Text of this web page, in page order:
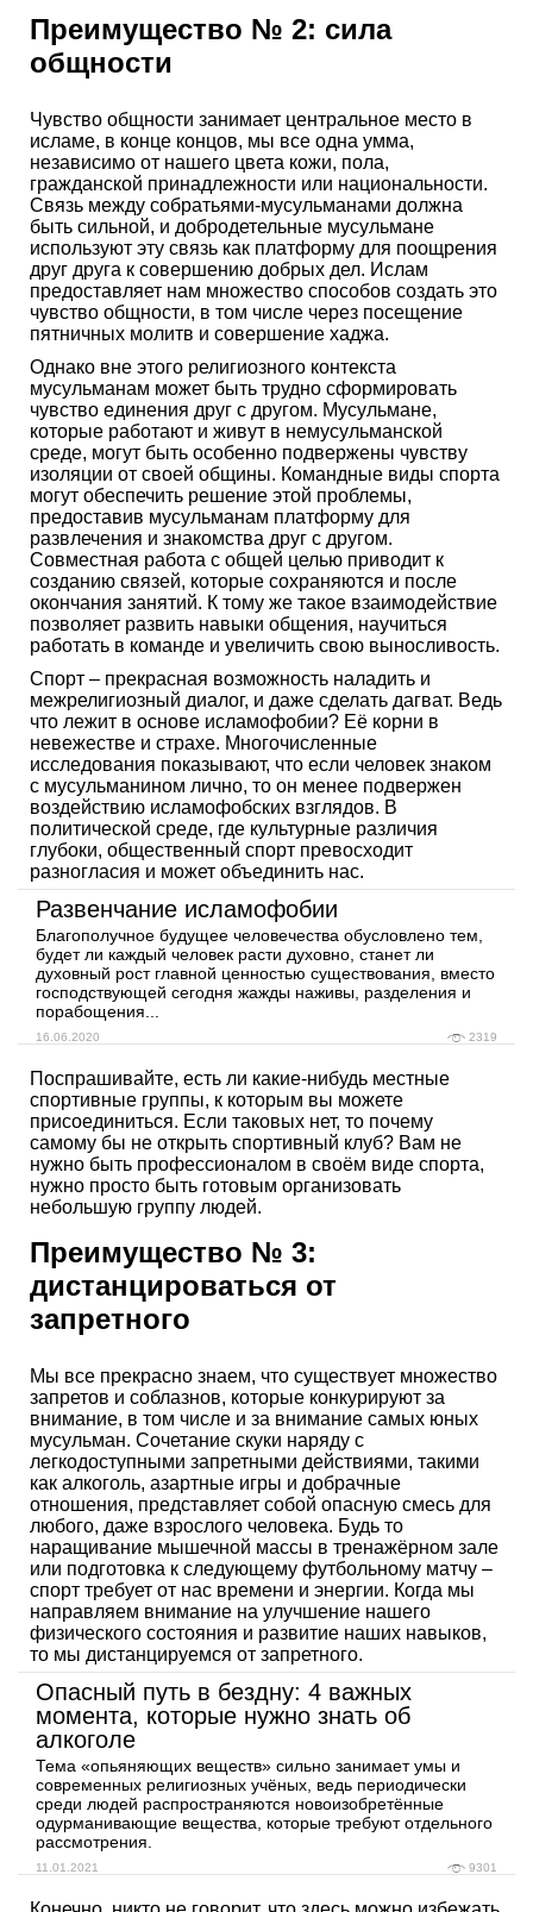
Преимущество № 2: сила
общности
Чувство общности занимает центральное место в
исламе, в конце концов, мы все одна умма,
независимо от нашего цвета кожи, пола,
гражданской принадлежности или национальности.
Связь между собратьями-мусульманами должна
быть сильной, и добродетельные мусульмане
используют эту связь как платформу для поощрения
друг друга к совершению добрых дел. Ислам
предоставляет нам множество способов создать это
чувство общности, в том числе через посещение
пятничных молитв и совершение хаджа.
Однако вне этого религиозного контекста
мусульманам может быть трудно сформировать
чувство единения друг с другом. Мусульмане,
которые работают и живут в немусульманской
среде, могут быть особенно подвержены чувству
изоляции от своей общины. Командные виды спорта
могут обеспечить решение этой проблемы,
предоставив мусульманам платформу для
развлечения и знакомства друг с другом.
Совместная работа с общей целью приводит к
созданию связей, которые сохраняются и после
окончания занятий. К тому же такое взаимодействие
позволяет развить навыки общения, научиться
работать в команде и увеличить свою выносливость.
Спорт – прекрасная возможность наладить и
межрелигиозный диалог, и даже сделать дагват. Ведь
что лежит в основе исламофобии? Её корни в
невежестве и страхе. Многочисленные
исследования показывают, что если человек знаком
с мусульманином лично, то он менее подвержен
воздействию исламофобских взглядов. В
политической среде, где культурные различия
глубоки, общественный спорт превосходит
разногласия и может объединить нас.
Развенчание исламофобии
Благополучное будущее человечества обусловлено тем,
будет ли каждый человек расти духовно, станет ли
духовный рост главной ценностью существования, вместо
господствующей сегодня жажды наживы, разделения и
порабощения...
16.06.2020 2319
Поспрашивайте, есть ли какие-нибудь местные
спортивные группы, к которым вы можете
присоединиться. Если таковых нет, то почему
самому бы не открыть спортивный клуб? Вам не
нужно быть профессионалом в своём виде спорта,
нужно просто быть готовым организовать
небольшую группу людей.
Преимущество № 3:
дистанцироваться от
запретного
Мы все прекрасно знаем, что существует множество
запретов и соблазнов, которые конкурируют за
внимание, в том числе и за внимание самых юных
мусульман. Сочетание скуки наряду с
легкодоступными запретными действиями, такими
как алкоголь, азартные игры и добрачные
отношения, представляет собой опасную смесь для
любого, даже взрослого человека. Будь то
наращивание мышечной массы в тренажёрном зале
или подготовка к следующему футбольному матчу –
спорт требует от нас времени и энергии. Когда мы
направляем внимание на улучшение нашего
физического состояния и развитие наших навыков,
то мы дистанцируемся от запретного.
Опасный путь в бездну: 4 важных
момента, которые нужно знать об
алкоголе
Тема «опьяняющих веществ» сильно занимает умы и
современных религиозных учёных, ведь периодически
среди людей распространяются новоизобретённые
одурманивающие вещества, которые требуют отдельного
рассмотрения.
11.01.2021 9301